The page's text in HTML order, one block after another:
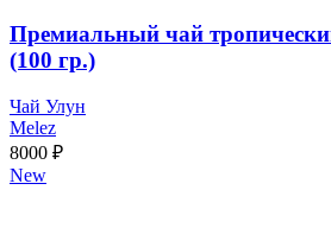
Премиальный чай
(100 гр.)
Чай Улун
Melez
8000 ₽
New